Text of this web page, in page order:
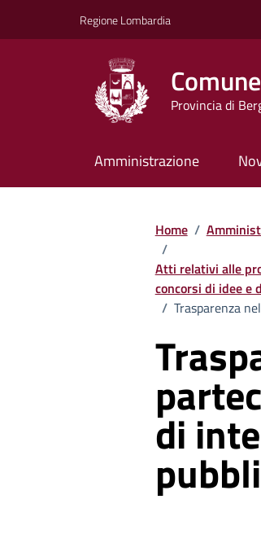
Regione Lombardia
Provincia di
Amministrazione
Home /
/
Atti relativi alle
concorsi di idee e
/ Trasparenza
di